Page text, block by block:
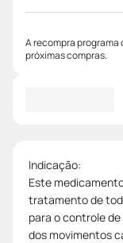
A recompra programa
próximas compras.
Indicação:
Este
tratamento de
para o controle
dos movimentos